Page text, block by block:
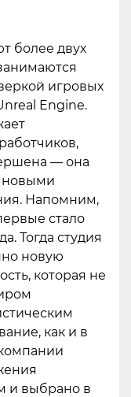
более двух
игровых
Engine.
— она
новыми
Напомним,
стало
Тогда студия
новую
которая не
как и в
и выбрано в